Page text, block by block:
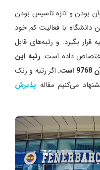
بودن و تازه تاسیس بودن
دانشگاه با فعالیت کم خود
قرار بگیرد. و رتبه‌های قابل
داده است.رتبه این
اگر رتبه و رنک
می‌کنیم مقاله پذیرش